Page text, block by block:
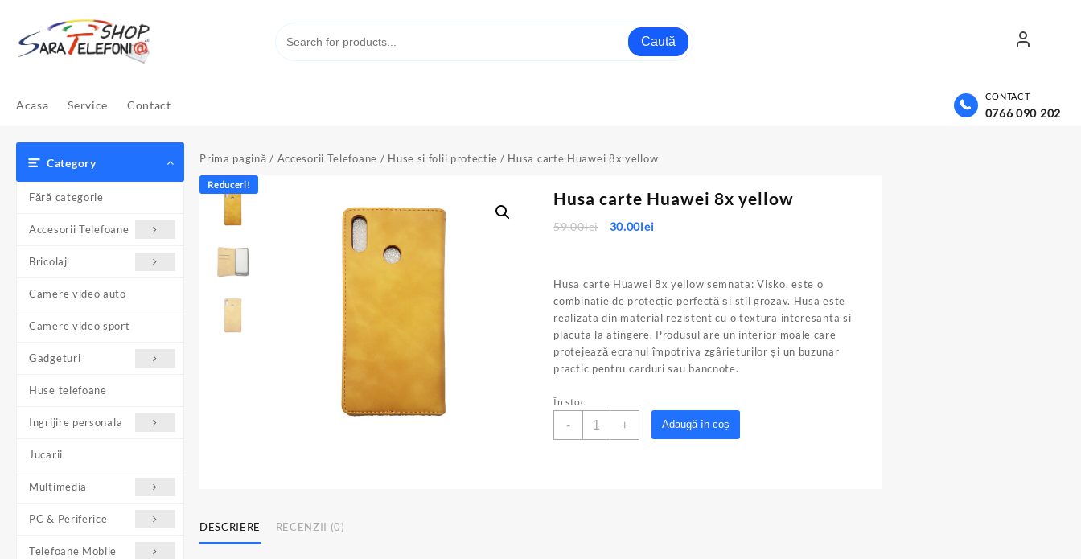
content
Caută
Acasa Service Contact
CONTACT
0766 090 202
Category
Fără categorie
Accesorii Telefoane
Bricolaj
Camere video auto
Camere video sport
Gadgeturi
Huse telefoane
Ingrijire personala
Jucarii
Multimedia
PC & Periferice
Telefoane Mobile
Prima pagină/ Accesorii Telefoane / Huse si folii protectie / Husa carte Huawei 8x yellow
Reduceri!
Husa carte Huawei 8x yellow
59.00lei
Prețul
30.00leiPrețul
Husa carte Huawei 8x yellow semnata: Visko, este o
combinație de protecție perfectă și stil grozav. Husa este
realizata din material rezistent cu o textura interesanta si
placuta la atingere. Produsul are un interior moale care
protejează ecranul împotriva zgârieturilor și un buzunar
practic pentru carduri sau bancnote.
În stoc
-
Cantitate+ Adaugă în coș
DESCRIERE RECENZII (0)